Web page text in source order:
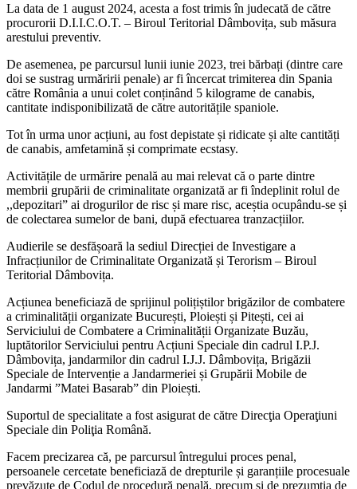
La data de 1 august 2024, acesta a fost trimis în judecată de către
procurorii D.I.I.C.O.T. – Biroul Teritorial Dâmbovița, sub măsura
arestului preventiv.
De asemenea, pe parcursul lunii iunie 2023, trei bărbați (dintre care
doi se sustrag urmăririi penale) ar fi încercat trimiterea din Spania
către România a unui colet conținând 5 kilograme de canabis,
cantitate indisponibilizată de către autoritățile spaniole.
Tot în urma unor acțiuni, au fost depistate și ridicate și alte cantități
de canabis, amfetamină și comprimate ecstasy.
Activitățile de urmărire penală au mai relevat că o parte dintre
membrii grupării de criminalitate organizată ar fi îndeplinit rolul de
,,depozitari” ai drogurilor de risc și mare risc, aceștia ocupându-se și
de colectarea sumelor de bani, după efectuarea tranzacțiilor.
Audierile se desfășoară la sediul Direcției de Investigare a
Infracțiunilor de Criminalitate Organizată și Terorism – Biroul
Teritorial Dâmbovița.
Acțiunea beneficiază de sprijinul polițiștilor brigăzilor de combatere
a criminalității organizate București, Ploiești și Pitești, cei ai
Serviciului de Combatere a Criminalității Organizate Buzău,
luptătorilor Serviciului pentru Acțiuni Speciale din cadrul I.P.J.
Dâmbovița, jandarmilor din cadrul I.J.J. Dâmbovița, Brigăzii
Speciale de Intervenție a Jandarmeriei și Grupării Mobile de
Jandarmi ”Matei Basarab” din Ploiești.
Suportul de specialitate a fost asigurat de către Direcţia Operaţiuni
Speciale din Poliţia Română.
Facem precizarea că, pe parcursul întregului proces penal,
persoanele cercetate beneficiază de drepturile și garanțiile procesuale
prevăzute de Codul de procedură penală, precum și de prezumția de